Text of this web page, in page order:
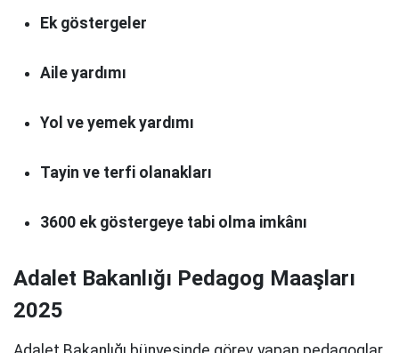
Ek göstergeler
Aile yardımı
Yol ve yemek yardımı
Tayin ve terfi olanakları
3600 ek göstergeye tabi olma imkânı
Adalet Bakanlığı Pedagog Maaşları
2025